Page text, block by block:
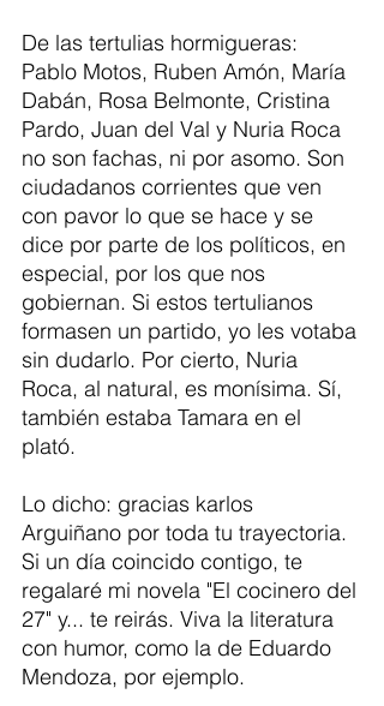
De las tertulias hormigueras:
Pablo Motos, Ruben Amón, María
Dabán, Rosa Belmonte, Cristina
Pardo, Juan del Val y Nuria Roca
no son fachas, ni por asomo. Son
ciudadanos corrientes que ven
con pavor lo que se hace y se
dice por parte de los políticos, en
especial, por los que nos
gobiernan. Si estos tertulianos
formasen un partido, yo les votaba
sin dudarlo. Por cierto, Nuria
Roca, al natural, es monísima. Sí,
también estaba Tamara en el
plató.
Lo dicho: gracias karlos
Arguiñano por toda tu trayectoria.
Si un día coincido contigo, te
regalaré mi novela "El cocinero del
27" y... te reirás. Viva la literatura
con humor, como la de Eduardo
Mendoza, por ejemplo.